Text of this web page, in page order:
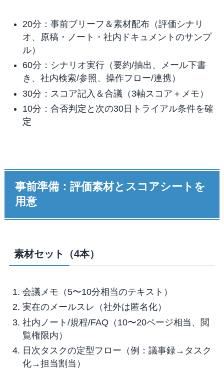
20分：事前ブリーフ＆素材配布（評価シナリ
オ、原稿・ノート・社内ドキュメントのサンプ
ル）
60分：シナリオ実行（要約/抽出、メール下書
き、社内検索/参照、操作フロー/連携）
30分：スコア記入＆合議（3軸スコア＋メモ）
10分：合否判定と次の30日トライアル条件を確
定
事前準備：評価素材とスコアシートを
用意
素材セット（4本）
会議メモ（5〜10分相当のテキスト）
実在のメールスレ（社外は匿名化）
社内ノート/規程/FAQ（10〜20ページ相当、閲
覧権限内）
日次タスクの定型フロー（例：議事録→タスク
化→担当割当）